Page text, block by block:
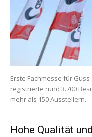
Erste Fachmesse für
registrierte rund 3.700
mehr als 150 Ausstellern.
Hohe Qualität